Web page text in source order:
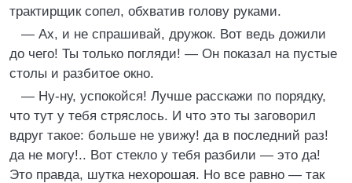
трактирщик сопел, обхватив голову руками.
— Ах, и не спрашивай, дружок. Вот ведь дожили
до чего! Ты только погляди! — Он показал на пустые
столы и разбитое окно.
— Ну-ну, успокойся! Лучше расскажи по порядку,
что тут у тебя стряслось. И что это ты заговорил
вдруг такое: больше не увижу! да в последний раз!
да не могу!.. Вот стекло у тебя разбили — это да!
Это правда, шутка нехорошая. Но все равно — так